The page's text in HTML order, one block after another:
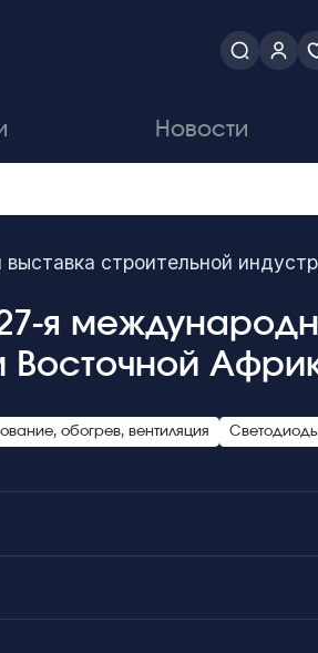
Новости
строительной
27-я
Восточной
обогрев, вентиляция